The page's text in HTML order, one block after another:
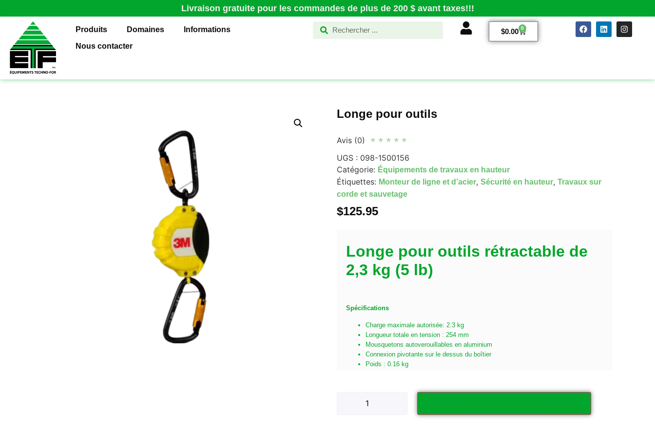
Livraison gratuite pour les commandes de plus de 200 $ avant taxes!!!
Produits Domaines
Informations
Nous contacter
$0.00 0
Longe pour outils
Avis (0) ★ ★ ★ ★ ★
UGS : 098-1500156
Catégorie: Équipements de travaux en hauteur
Étiquettes: Monteur de ligne et d’acier, Sécurité en hauteur, Travaux sur
corde et sauvetage
$125.95
Longe pour outils rétractable de
2,3 kg (5 lb)
Spécifications
Charge maximale autorisée: 2.3 kg
Longueur totale en tension : 254 mm
Mousquetons autoverouillables en aluminium
Connexion pivotante sur le dessus du boîtier
Poids : 0.16 kg